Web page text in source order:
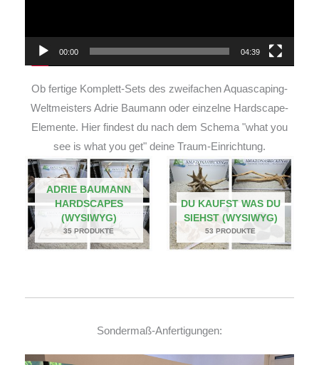
00:00 04:39
Ob fertige Komplett-Sets des zweifachen Aquascaping-
Weltmeisters Adrie Baumann oder einzelne Hardscape-
Elemente. Hier findest du nach dem Schema "what you
see is what you get" deine Traum-Einrichtung.
ADRIE BAUMANN
HARDSCAPES
(WYSIWYG)
35 PRODUKTE
DU KAUFST WAS DU
SIEHST (WYSIWYG)
53 PRODUKTE
Sondermaß-Anfertigungen: